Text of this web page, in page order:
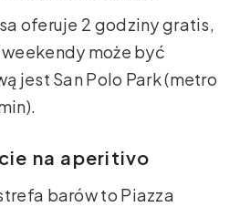
oferuje 2 godziny gratis,
może być
jest San Polo Park (metro
na aperitivo
barów to Piazza